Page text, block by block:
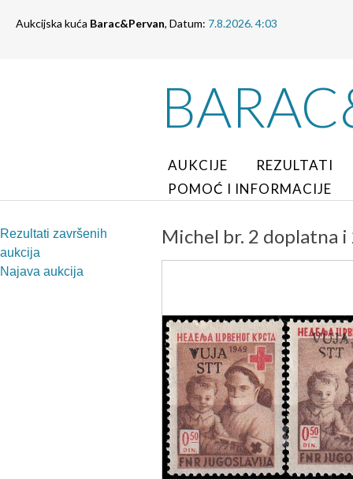
Aukcijska kuća Barac&Pervan, Datum: 7.8.2026. 4:03
AUKCIJE
REZULTATI
POMOĆ I INFORMACIJE
Rezultati završenih
aukcija
Najava aukcija
Michel br. 2 doplatna